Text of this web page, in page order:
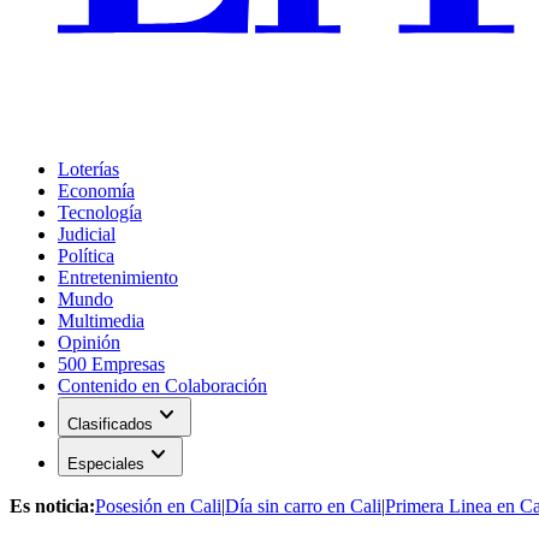
Loterías
Economía
Tecnología
Judicial
Política
Entretenimiento
Mundo
Multimedia
Opinión
500 Empresas
Contenido en Colaboración
Clasificados expand_more
Especiales expand_more
Es noticia:Posesión en Cali|Día sin carro en Cali|Primera Linea en